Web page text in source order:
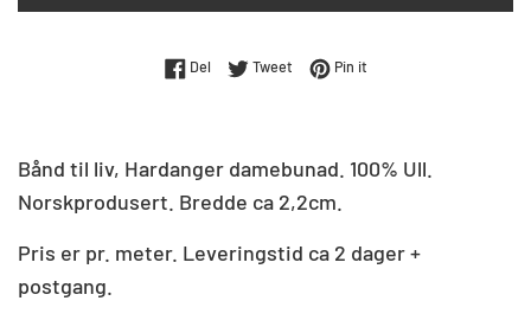
DelDel på Facebook
TweetTweet på Twitter
Pin itPin på Pinterest
Bånd til liv, Hardanger damebunad. 100% Ull.
Norskprodusert. Bredde ca 2,2cm.
Pris er pr. meter. Leveringstid ca 2 dager +
postgang.